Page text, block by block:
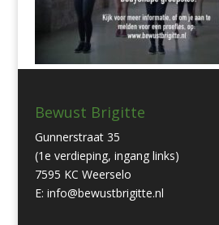
Bewust Brigitte
Gunnerstraat 35
(1e verdieping, ingang links)
7595 KC Weerselo
E: info@bewustbrigitte.nl